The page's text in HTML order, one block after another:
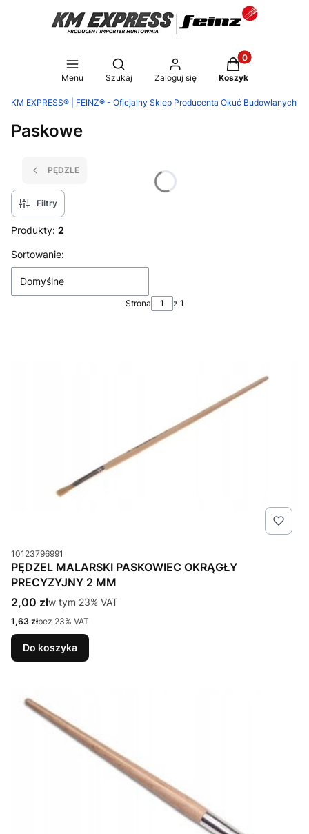
Menu
Otwórz wyszukiwarkę
Szukaj Zaloguj się
Produkty w
Koszyk
KM EXPRESS® | FEINZ® - Oficjalny Sklep Producenta Okuć Budowlanych
Paskowe
PĘDZLE
Filtry
Produkty: 2
Lista produktów
Sortowanie:
Domyślne
Strona z 1
Kod produktu
10123796991
PĘDZEL MALARSKI PASKOWIEC OKRĄGŁY
PRECYZYJNY 2 MM
Cena brutto
2,00 złw tym %s VAT
w tym 23% VAT
Cena netto
1,63 złbez 23% VAT
Do koszyka